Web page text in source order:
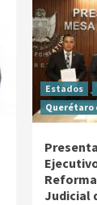
Estados
Querétaro
Judicial